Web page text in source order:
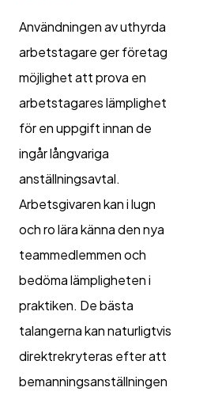
Användningen av uthyrda
arbetstagare ger företag
möjlighet att prova en
arbetstagares lämplighet
för en uppgift innan de
ingår långvariga
anställningsavtal.
Arbetsgivaren kan i lugn
och ro lära känna den nya
teammedlemmen och
bedöma lämpligheten i
praktiken. De bästa
talangerna kan naturligtvis
direktrekryteras efter att
bemanningsanställningen